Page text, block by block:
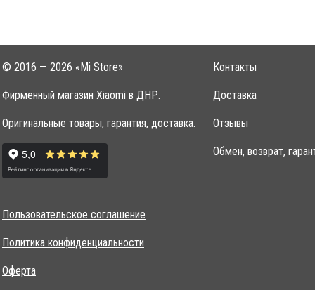
© 2016 — 2026 «Mi Store»
Фирменный магазин Xiaomi в ДНР.
Оригинальные товары, гарантия, доставка.
Контакты
Доставка
Отзывы
Обмен, возврат,
Пользовательское соглашение
Политика конфиденциальности
Оферта